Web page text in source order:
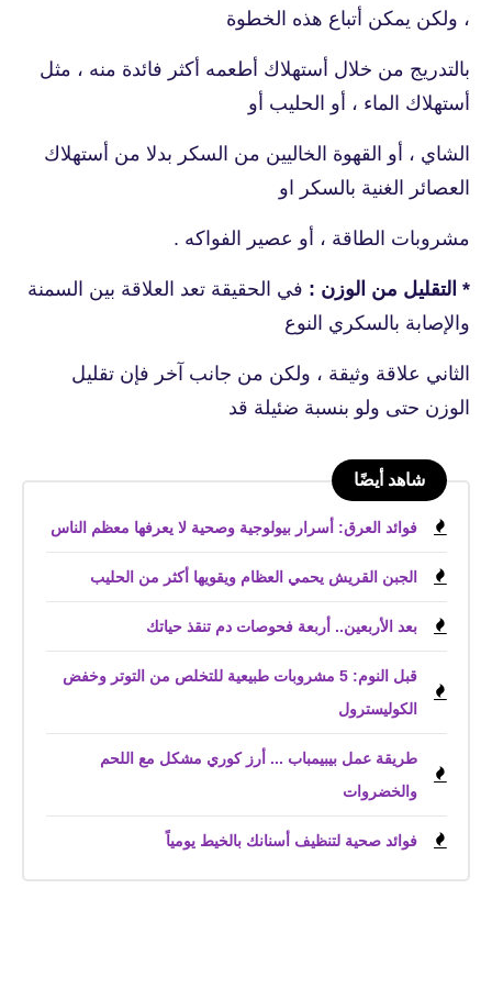
، ولكن يمكن أتباع هذه الخطوة
بالتدريج من خلال أستهلاك أطعمه أكثر فائدة منه ، مثل
أستهلاك الماء ، أو الحليب أو
الشاي ، أو القهوة الخاليين من السكر بدلا من أستهلاك
العصائر الغنية بالسكر او
مشروبات الطاقة ، أو عصير الفواكه .
* التقليل من الوزن : في الحقيقة تعد العلاقة بين السمنة
والإصابة بالسكري النوع
الثاني علاقة وثيقة ، ولكن من جانب آخر فإن تقليل
الوزن حتى ولو بنسبة ضئيلة قد
شاهد أيضًا
فوائد العرق: أسرار بيولوجية وصحية لا يعرفها معظم الناس
الجبن القريش يحمي العظام ويقويها أكثر من الحليب
بعد الأربعين.. أربعة فحوصات دم تنقذ حياتك
قبل النوم: 5 مشروبات طبيعية للتخلص من التوتر وخفض
الكوليسترول
طريقة عمل بيبيمباب ... أرز كوري مشكل مع اللحم
والخضروات
فوائد صحية لتنظيف أسنانك بالخيط يومياً